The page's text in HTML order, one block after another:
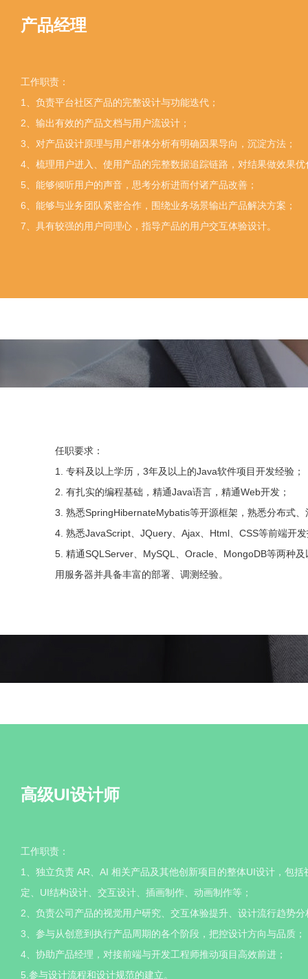
产品经理
工作职责：
1、负责平台社区产品的完整设计与功能迭代；
2、输出有效的产品文档与用户流设计；
3、对产品设计原理与用户群体分析有明确因果导向，沉淀方法；
4、梳理用户进入、使用产品的完整数据追踪链路，对结果做效果优
5、能够倾听用户的声音，思考分析进而付诸产品改善；
6、能够与业务团队紧密合作，围绕业务场景输出产品解决方案；
任职要求：
1. 专科及以上学历，3年及以上的Java软件项目开发经验；
2. 有扎实的编程基础，精通Java语言，精通Web开发；
3. 熟悉SpringHibernateMybatis等开源框架，熟悉分布式
4. 熟悉JavaScript、JQuery、Ajax、Html、CSS等前端开
5. 精通SQLServer、MySQL、Oracle、MongoDB等两种
高级UI设计师
工作职责：
1、独立负责 AR、AI 相关产品及其他创新项目的整体UI设计，包括
定、UI结构设计、交互设计、插画制作、动画制作等；
2、负责公司产品的视觉用户研究、交互体验提升、设计流行趋势分
3、参与从创意到执行产品周期的各个阶段，把控设计方向与品质；
4、协助产品经理，对接前端与开发工程师推动项目高效前进；